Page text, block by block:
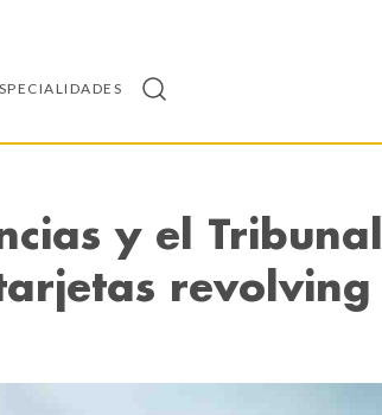
y el Tribunal
revolving